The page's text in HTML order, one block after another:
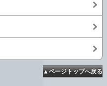
▲ページトップへ戻る